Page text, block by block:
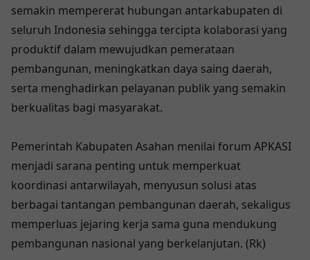
semakin mempererat hubungan antarkabupaten di
seluruh Indonesia sehingga tercipta kolaborasi yang
produktif dalam mewujudkan pemerataan
pembangunan, meningkatkan daya saing daerah,
serta menghadirkan pelayanan publik yang semakin
berkualitas bagi masyarakat.
Pemerintah Kabupaten Asahan menilai forum APKASI
menjadi sarana penting untuk memperkuat
koordinasi antarwilayah, menyusun solusi atas
berbagai tantangan pembangunan daerah, sekaligus
memperluas jejaring kerja sama guna mendukung
pembangunan nasional yang berkelanjutan. (Rk)